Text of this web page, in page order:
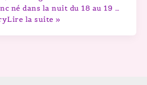
né dans la nuit du 18 au 19 …
la suite »